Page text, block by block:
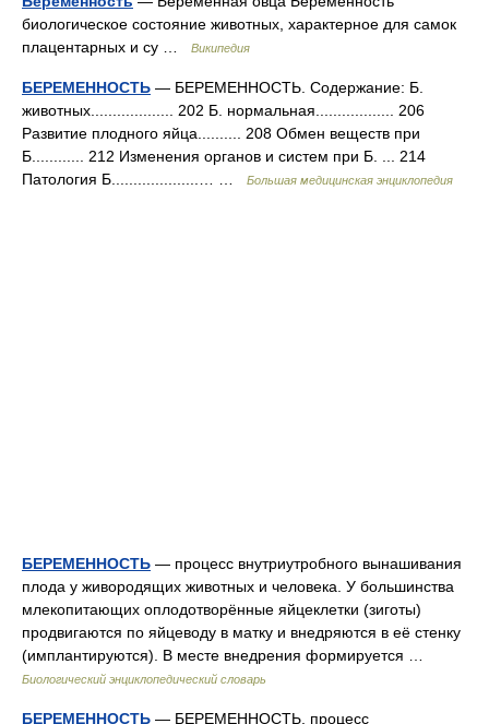
биологическое состояние животных, характерное для самок
плацентарных и су …
Википедия
БЕРЕМЕННОСТЬ — БЕРЕМЕННОСТЬ. Содержание: Б.
животных................... 202 Б. нормальная.................. 206
Развитие плодного яйца.......... 208 Обмен веществ при
Б............ 212 Изменения органов и систем при Б. ... 214
Патология Б....................… …
Большая медицинская энциклопедия
БЕРЕМЕННОСТЬ — процесс внутриутробного вынашивания
плода у живородящих животных и человека. У большинства
млекопитающих оплодотворённые яйцеклетки (зиготы)
продвигаются по яйцеводу в матку и внедряются в её стенку
(имплантируются). В месте внедрения формируется …
Биологический энциклопедический словарь
БЕРЕМЕННОСТЬ — БЕРЕМЕННОСТЬ, процесс